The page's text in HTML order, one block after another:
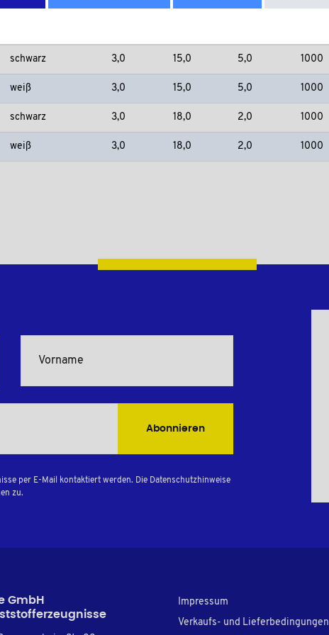
schwarz 3,0 15,0 5,0 1000
weiß 3,0 15,0 5,0 1000
schwarz 3,0 18,0 2,0 1000
weiß 3,0 18,0 2,0 1000
Abonnieren
per E-Mail kontaktiert werden. Die Datenschutzhinweise
zu.
GmbH
Impressum
Verkaufs- und Lieferbedingungen